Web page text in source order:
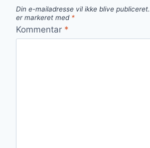
Din e-mailadresse vil ikke blive publiceret.
er markeret med *
Kommentar *